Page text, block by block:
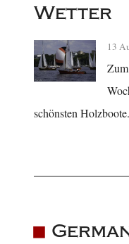
Wetter
13
schönsten Holzboote.